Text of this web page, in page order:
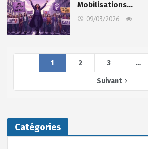
Mobilisations…
09/03/2026
1 2 3 …
Suivant
Catégories